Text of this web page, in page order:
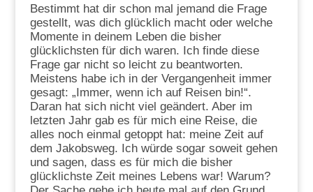
Bestimmt hat dir schon mal jemand die Frage
gestellt, was dich glücklich macht oder welche
Momente in deinem Leben die bisher
glücklichsten für dich waren. Ich finde diese
Frage gar nicht so leicht zu beantworten.
Meistens habe ich in der Vergangenheit immer
gesagt: „Immer, wenn ich auf Reisen bin!“.
Daran hat sich nicht viel geändert. Aber im
letzten Jahr gab es für mich eine Reise, die
alles noch einmal getoppt hat: meine Zeit auf
dem Jakobsweg. Ich würde sogar soweit gehen
und sagen, dass es für mich die bisher
glücklichste Zeit meines Lebens war! Warum?